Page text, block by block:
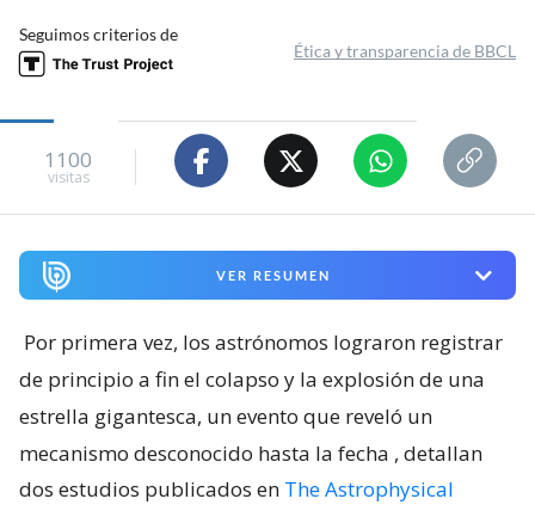
Seguimos criterios de
Ética y transparencia de BBCL
1100
visitas
VER RESUMEN
Por primera vez, los astrónomos lograron registrar
de principio a fin el colapso y la explosión de una
estrella gigantesca, un evento que reveló un
mecanismo desconocido hasta la fecha , detallan
dos estudios publicados en The Astrophysical